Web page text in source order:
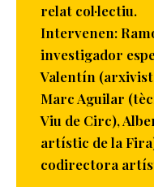
relat col·lectiu.
Intervenen:
investigador
Valentín
Marc Aguilar
Viu de Circ),
artístic de la
codirectora